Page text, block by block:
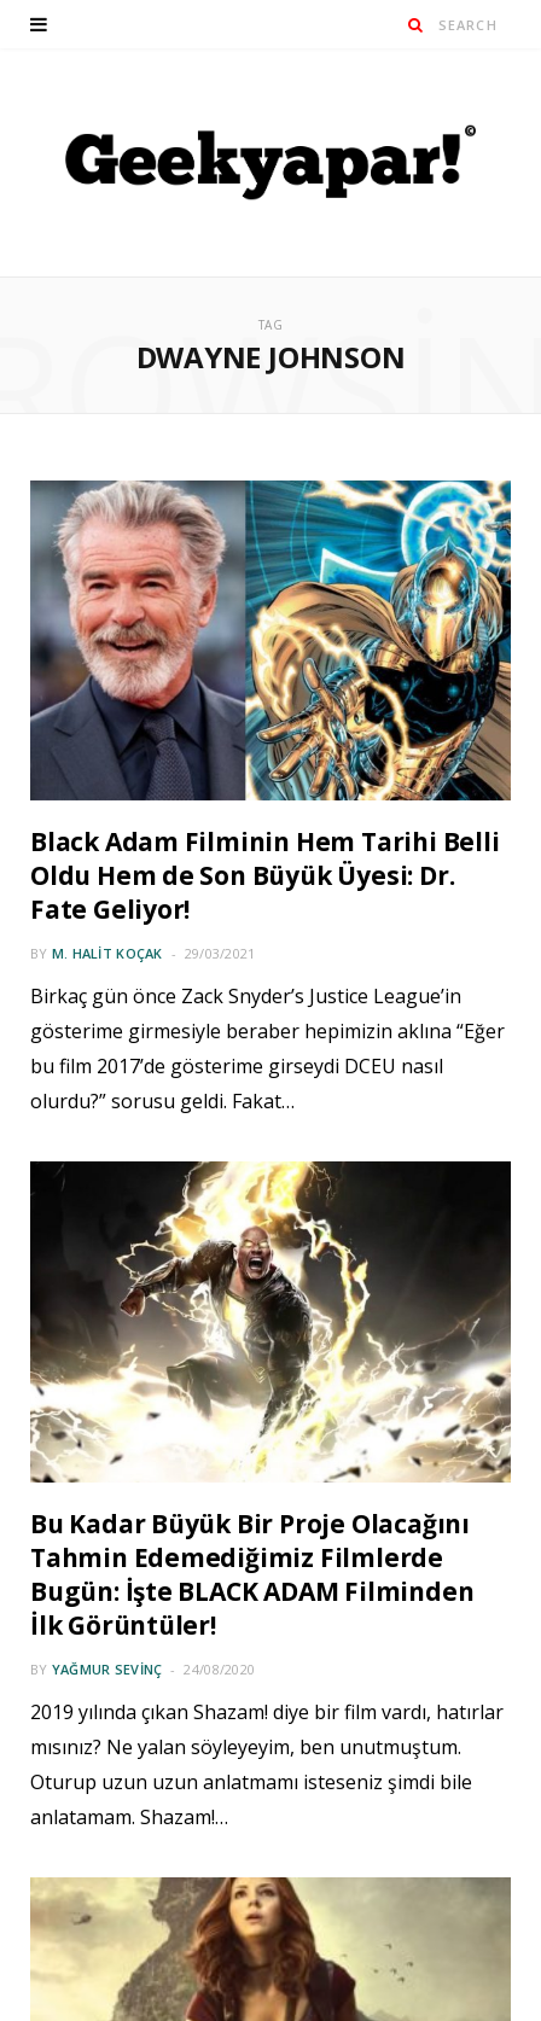
TAG
DWAYNE JOHNSON
Black Adam Filminin Hem Tarihi Belli
Oldu Hem de Son Büyük Üyesi: Dr.
Fate Geliyor!
BY M. HALIT KOÇAK 29/03/2021
Birkaç gün önce Zack Snyder’s Justice League’in
gösterime girmesiyle beraber hepimizin aklına “Eğer
bu film 2017’de gösterime girseydi DCEU nasıl
olurdu?” sorusu geldi. Fakat…
Bu Kadar Büyük Bir Proje Olacağını
Tahmin Edemediğimiz Filmlerde
Bugün: İşte BLACK ADAM Filminden
İlk Görüntüler!
BY YAĞMUR SEVINÇ 24/08/2020
2019 yılında çıkan Shazam! diye bir film vardı, hatırlar
mısınız? Ne yalan söyleyeyim, ben unutmuştum.
Oturup uzun uzun anlatmamı isteseniz şimdi bile
anlatamam. Shazam!…